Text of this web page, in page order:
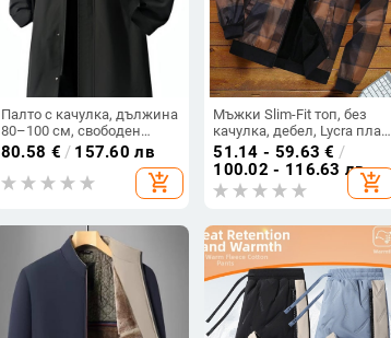
Палто с качулка, дължина
80–100 см, свободен
силует, външна тъкан
100% полиестер, подплата
100% полиестер
80.58 € / 157.60 лв
add_shopping_cart
Мъжки Slim-Fit топ, без
качулка, дебел, Lycra плат,
Vinylon като основна
тъкан
51.14 - 59.63 € /
100.02 - 116.63 лв
add_shopping_cart